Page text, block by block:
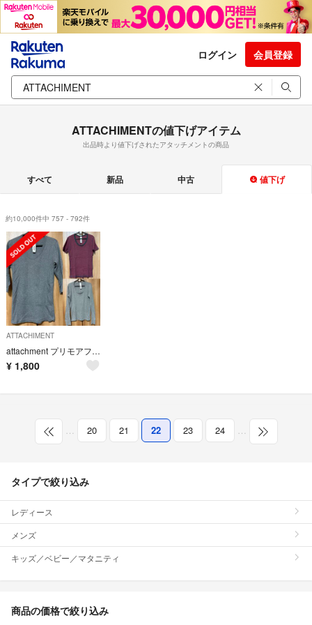
ログイン 会員登録
ATTACHIMENTの値下げアイテム
出品時より値下げされたアタッチメントの商品
すべて 新品 中古 値下げ
約10,000件中 757 - 792件
ATTACHIMENT
attachment プリモアフライス カットソー 3枚セット
¥ 1,800
… 20 21 22 23 24 …
タイプで絞り込み
レディース
メンズ
キッズ／ベビー／マタニティ
商品の価格で絞り込み